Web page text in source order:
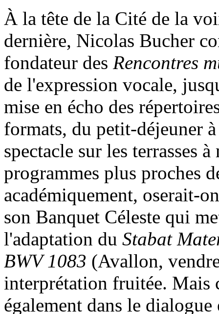
À la tête de la Cité de la
dernière, Nicolas Bucher
fondateur des Rencontres
de l'expression vocale,
mise en écho des
formats, du petit-déjeuner
spectacle sur les terrasses
programmes plus proches
académiquement, oserait-
son Banquet Céleste qui
l'adaptation du Stabat
BWV 1083 (Avallon,
interprétation fruitée. Mais
également dans le